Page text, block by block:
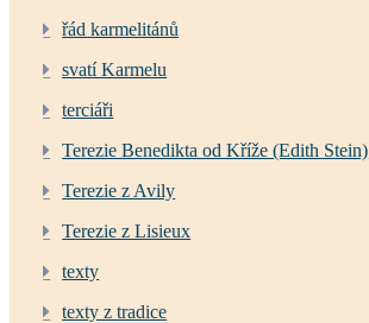
řád karmelitánů
svatí Karmelu
terciáři
Terezie Benedikta od Kříže (Edith Stein)
Terezie z Avily
Terezie z Lisieux
texty
texty z tradice